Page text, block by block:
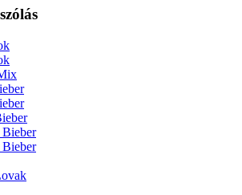
Bieber
Bieber